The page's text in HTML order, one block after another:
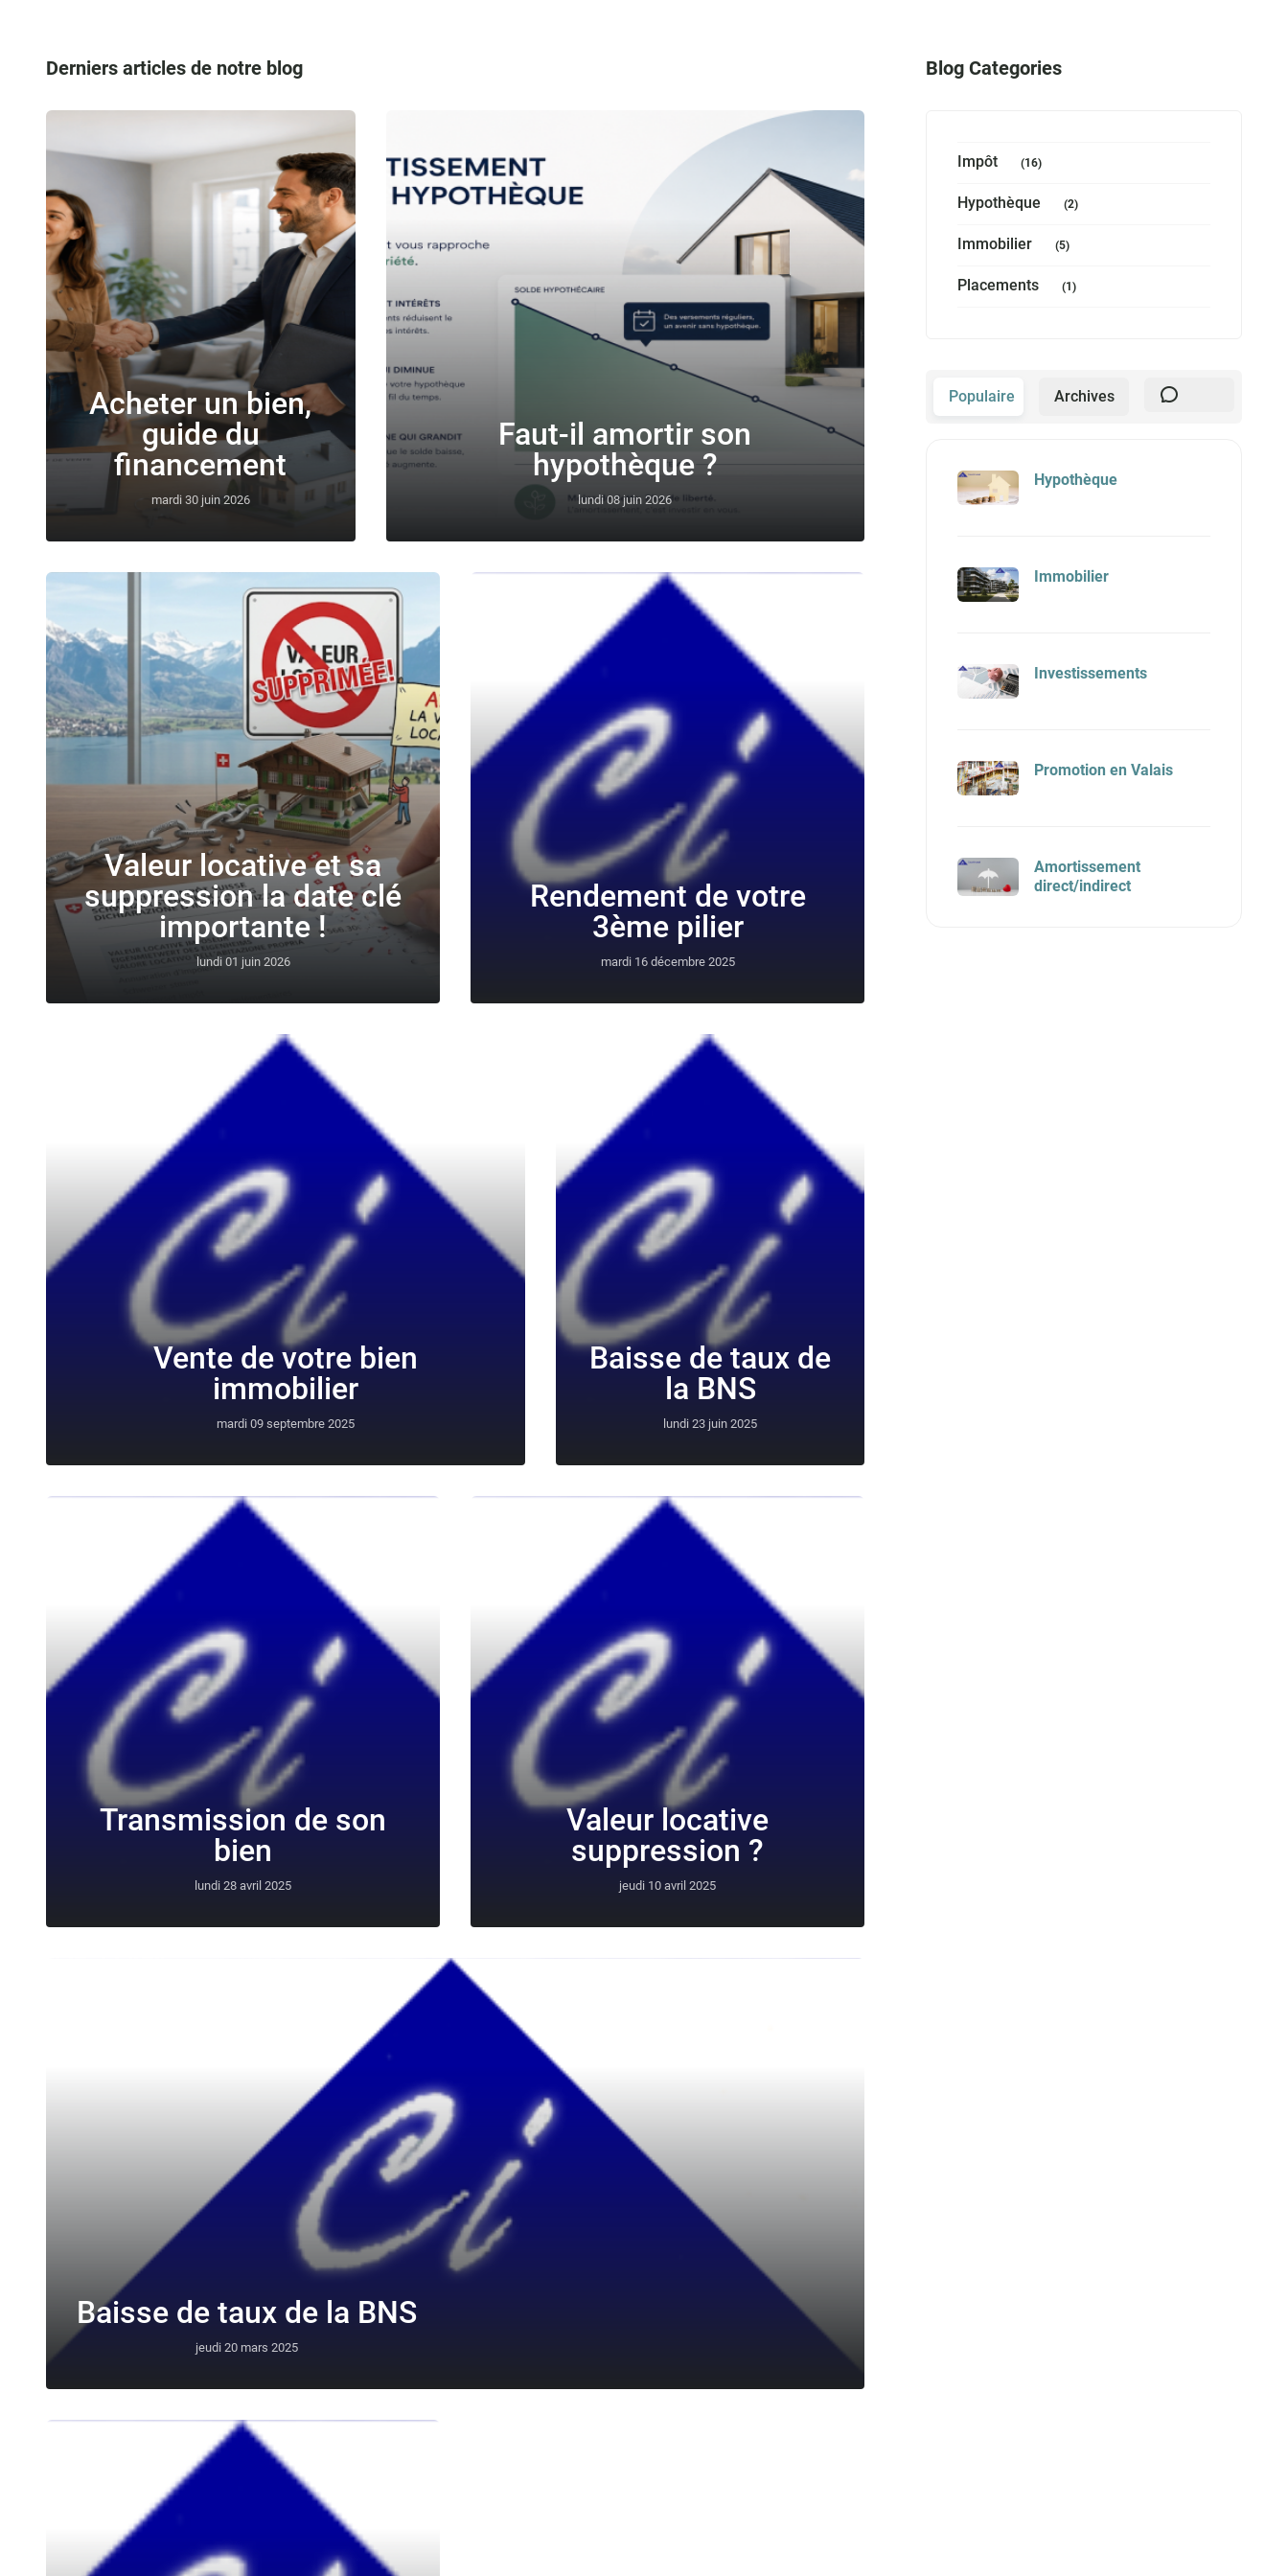
Derniers articles de notre blog
Acheter un bien,
guide du
financement
mardi 30 juin 2026
Faut-il amortir son
hypothèque ?
lundi 08 juin 2026
Valeur locative et sa
suppression la date clé
importante !
lundi 01 juin 2026
Rendement de votre
3ème pilier
mardi 16 décembre 2025
Vente de votre bien
immobilier
mardi 09 septembre 2025
Baisse de taux de
la BNS
lundi 23 juin 2025
Transmission de son
bien
lundi 28 avril 2025
Valeur locative
suppression ?
jeudi 10 avril 2025
Baisse de taux de la BNS
jeudi 20 mars 2025
Blog Categories
Impôt (16)
Hypothèque (2)
Immobilier (5)
Placements (1)
Populaire Archives
Hypothèque
Immobilier
Investissements
Promotion en Valais
Amortissement
direct/indirect